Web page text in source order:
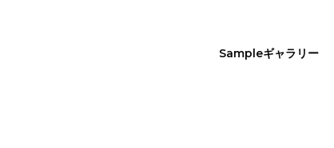
Sampleギャラリー